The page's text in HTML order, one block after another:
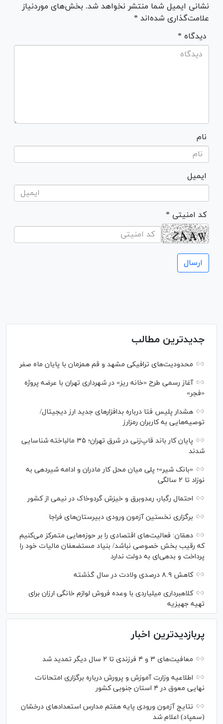
نشانی ایمیل شما منتشر نخواهد شد. بخش‌های موردنیاز
علامت‌گذاری شده‌اند *
* دیدگاه
نام
ایمیل
* کد امنیتی
جدیدترین مطالب
محدودیت‌های ترافیکی مشهد و قم همزمان با پایان ماه صفر
آغاز رسمی طرح «خانه ریز» در شهرداری تهران با عرضه پروژه
«فجر»
هشدار پلیس فتا درباره بدافزار‌های جدید ارز دیجیتال/
توصیه‌هایی به کاربران رمزارز
پایان کار باند قاپ‌زنی در شرق تهران؛ ۳۵ مالباخته شناسایی
شدند
«بانک شیر»؛ پلی میان محل کار مادران و ادامه شیردهی به
نوزاد تا ۲ سالگی
احتمال رگبار، رعدوبرق و خیزش گردوخاک در نیمی از کشور
برگزاری نخستین آزمون ورودی دبیرستان‌های فراجا
دهقان: فعالیت‌های اقتصادی را بر حوزه‌هایی متمرکز می‌کنیم
که رقیب بخش خصوصی نباشد/ بنیاد مستضعفان مالیات خود را
پرداخت و بدهی‌ای به دولت ندارد
کاهش ۸.۹ درصدی ولادت در سال گذشته
کلاهبرداری میلیاردی با وعده فروش لوازم خانگی ارزان برای
تهیه جهیزیه
پربازدیدترین اخبار
معافیت‌های ۳ و ۴ فرزندی تا ۲ سال دیگر تمدید شد
اطلاعیه وزارت آموزش و پرورش درباره برگزاری امتحانات
نهایی معوق در ۴ استان جنوبی کشور
نتایج آزمون ورودی پایه هفتم مدارس استعدادهای درخشان
(سمپاد) اعلام شد